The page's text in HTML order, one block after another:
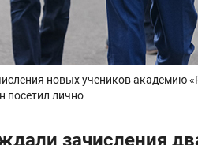
новых учеников академию
посетил лично
зачисления